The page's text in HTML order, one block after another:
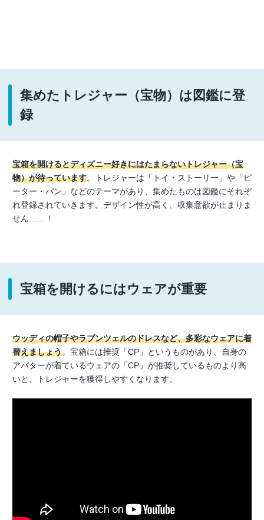
集めたトレジャー（宝物）は図鑑に登
録
宝箱を開けるとディズニー好きにはたまらないトレジャー（宝
物）が待っています。トレジャーは「トイ・ストーリー」や「ピ
ーター・パン」などのテーマがあり、集めたものは図鑑にそれぞ
れ登録されていきます。デザイン性が高く、収集意欲が止まりま
せん……！
宝箱を開けるにはウェアが重要
ウッディの帽子やラプンツェルのドレスなど、多彩なウェアに着
替えましょう。宝箱には推奨「CP」というものがあり、自身の
アバターが着ているウェアの「CP」が推奨しているものより高
いと、トレジャーを獲得しやすくなります。